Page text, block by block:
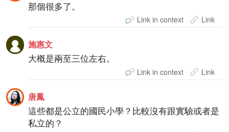
那個很多了。
Link in context Link
施惠文
大概是兩至三位左右。
Link in context Link
唐鳳
這些都是公立的國民小學？比較沒有跟實驗或者是
私立的？